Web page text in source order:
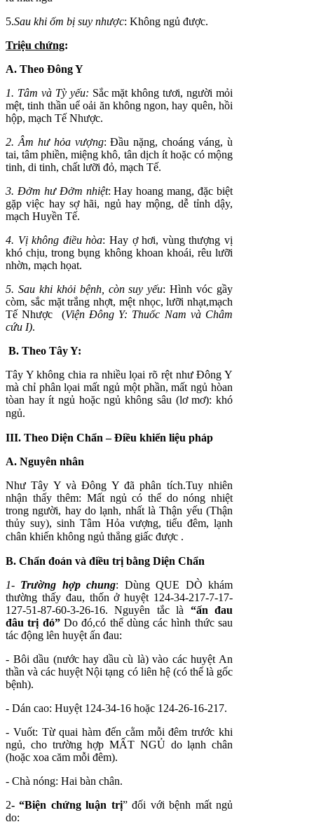
5.Sau khi ốm bị suy nhược: Không ngủ được.
Triệu chứng:
A. Theo Đông Y
1. Tâm và Tỳ yếu: Sắc mặt không tươi, người mỏi
mệt, tinh thần uể oải ăn không ngon, hay quên, hồi
hộp, mạch Tế Nhược.
2. Âm hư hỏa vượng: Đầu nặng, choáng váng, ù
tai, tâm phiền, miệng khô, tân dịch ít hoặc có mộng
tinh, di tinh, chất lưỡi đỏ, mạch Tế.
3. Đởm hư Đởm nhiệt: Hay hoang mang, đặc biệt
gặp việc hay sợ hãi, ngủ hay mộng, dễ tỉnh dậy,
mạch Huyền Tế.
4. Vị không điều hòa: Hay ợ hơi, vùng thượng vị
khó chịu, trong bụng không khoan khoái, rêu lưỡi
nhờn, mạch họat.
5. Sau khi khỏi bệnh, còn suy yếu: Hình vóc gầy
còm, sắc mặt trắng nhợt, mệt nhọc, lưỡi nhạt,mạch
Tế Nhược (Viện Đông Y: Thuốc Nam và Châm
cứu I).
B. Theo Tây Y:
Tây Y không chia ra nhiều lọai rõ rệt như Đông Y
mà chỉ phân lọai mất ngủ một phần, mất ngủ hòan
tòan hay ít ngủ hoặc ngủ không sâu (lơ mơ): khó
ngủ.
III. Theo Diện Chẩn – Điều khiển liệu pháp
A. Nguyên nhân
Như Tây Y và Đông Y đã phân tích.Tuy nhiên
nhận thấy thêm: Mất ngủ có thể do nóng nhiệt
trong người, hay do lạnh, nhất là Thận yếu (Thận
thủy suy), sinh Tâm Hỏa vượng, tiểu đêm, lạnh
chân khiến không ngủ thẳng giấc được .
B. Chẩn đoán và điều trị bằng Diện Chẩn
1- Trường hợp chung: Dùng QUE DÒ khám
thường thấy đau, thốn ở huyệt 124-34-217-7-17-
127-51-87-60-3-26-16. Nguyên tắc là “ấn đau
đâu trị đó” Do đó,có thể dùng các hình thức sau
tác động lên huyệt ấn đau:
- Bôi dầu (nước hay dầu cù là) vào các huyệt An
thần và các huyệt Nội tạng có liên hệ (có thể là gốc
bệnh).
- Dán cao: Huyệt 124-34-16 hoặc 124-26-16-217.
- Vuốt: Từ quai hàm đến cằm mỗi đêm trước khi
ngủ, cho trường hợp MẤT NGỦ do lạnh chân
(hoặc xoa căm mỗi đêm).
- Chà nóng: Hai bàn chân.
2- “Biện chứng luận trị” đối với bệnh mất ngủ
do: